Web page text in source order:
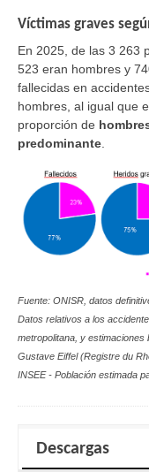
Víctimas graves
En 2025, de las 3 263
523 eran hombres y
fallecidas en
hombres, al igual que
proporción de
predominante.
Fuente: ONISR, datos
Datos relativos a los
metropolitana, y estimaciones
Gustave Eiffel (Registre du
INSEE - Población estimada
Descargas